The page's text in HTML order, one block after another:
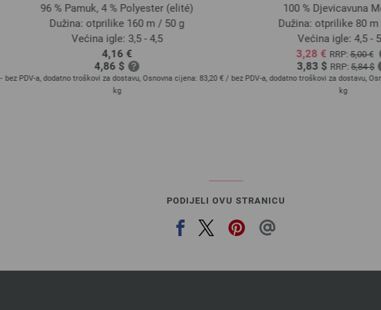
96 % Pamuk, 4 % Polyester (elité)
Dužina: otprilike 160 m / 50 g
Većina igle: 3,5 - 4,5
4,16 €
4,86 $
bez PDV-a, dodatno troškovi za dostavu, Osnovna cijena:83,20 € /
kg
100 % Djevicavuna
Dužina: otprilike 80 m
Većina igle: 4,5 -
3,28 €RRP:5,00 €
3,83 $RRP:5,84 $
bez PDV-a, dodatno troškovi za dostavu,
kg
PODIJELI OVU STRANICU